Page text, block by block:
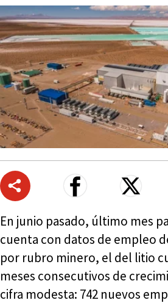
En junio pasado, último mes
cuenta con datos de empleo
por rubro minero, el del litio
meses consecutivos de
cifra modesta: 742 nuevos